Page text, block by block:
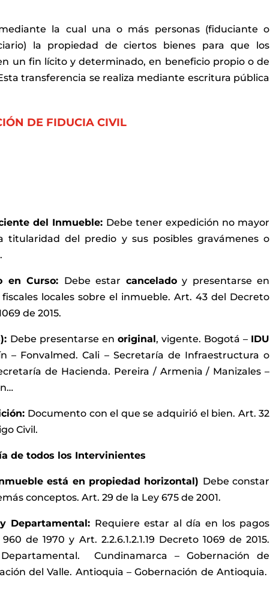
la cual una o más personas (fiduciante o
la propiedad de ciertos bienes para que los
un fin lícito y determinado, en beneficio propio o de
transferencia se realiza mediante escritura pública
DE FIDUCIA CIVIL
del Inmueble: Debe tener expedición no mayor
titularidad del predio y sus posibles gravámenes o
en Curso: Debe estar canceladoy presentarse en
locales sobre el inmueble. Art. 43 del Decreto
de 2015.
Debe presentarse en original, vigente. Bogotá – IDU
– Fonvalmed. Cali – Secretaría de Infraestructura o
de Hacienda. Pereira / Armenia / Manizales –
Documento con el que se adquirió el bien. Art. 32
Civil.
de todos los Intervinientes
está en propiedad horizontal) Debe constar
conceptos. Art. 29 de la Ley 675 de 2001.
Departamental: Requiere estar al día en los pagos
de 1970 y Art. 2.2.6.1.2.1.19 Decreto 1069 de 2015.
Cundinamarca – Gobernación de
del Valle. Antioquia – Gobernación de Antioquia.